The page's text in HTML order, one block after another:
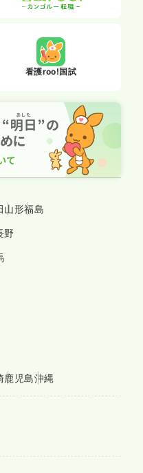
看護roo!国試
山形福島
野
鹿児島沖縄